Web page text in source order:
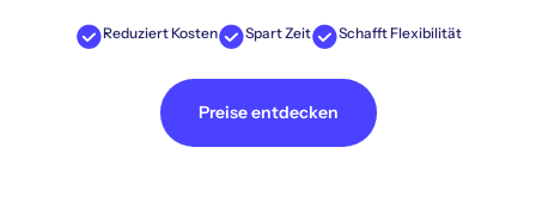
Reduziert Kosten Spart Zeit Schafft Flexibilität
Preise entdecken